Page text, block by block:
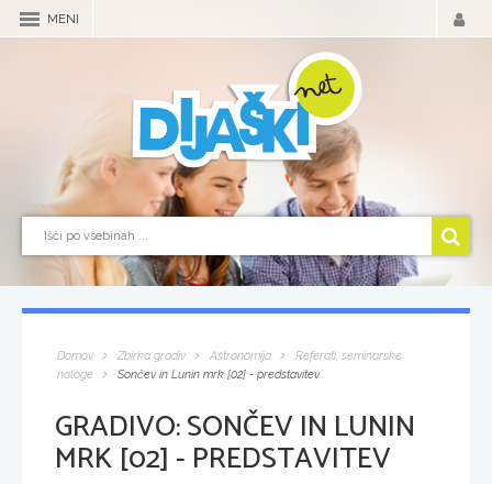
MENI
Domov Zbirka gradiv Astronomija
Referati, seminarske
naloge
Sončev in Lunin mrk [02] - predstavitev
GRADIVO:SONČEV IN LUNIN
MRK [02] - PREDSTAVITEV